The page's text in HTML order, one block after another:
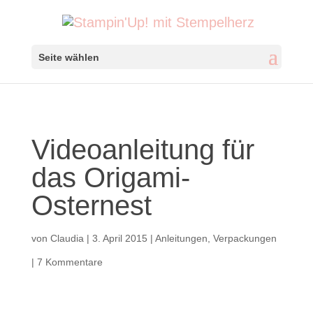
Seite wählen
Videoanleitung für
das Origami-
Osternest
von Claudia | 3. April 2015 | Anleitungen Verpackungen
| 7 Kommentare